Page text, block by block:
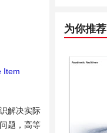
Item
解决实际
题，高等
为你推荐